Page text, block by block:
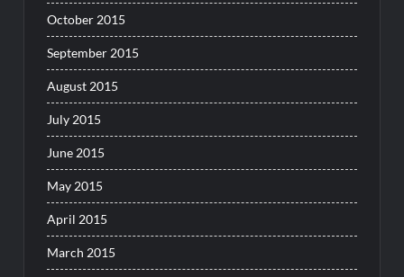
October 2015
September 2015
August 2015
July 2015
June 2015
May 2015
April 2015
March 2015